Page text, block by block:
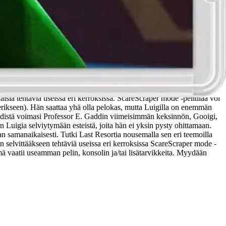
kanssa saatuaan kutsun luksushotelliin. Hänen unelmastaan
avustuksella vastahakoinen ja pelokas sankari Luigi kulkee
pyydä apua ystävältäsi, jolloin molemmat pelaajat voivat ohjata
tehtäviä useissa eri kerroksissa. ScareScraper mode -pelitilaa voi
Hän saattaa yhä olla pelokas, mutta Luigilla on enemmän
voimasi Professor E. Gaddin viimeisimmän keksinnön, Gooigi,
selviytymään esteistä, joita hän ei yksin pysty ohittamaan.
Tutki Last Resortia nousemalla sen eri teemoilla
tehtäviä useissa eri kerroksissa ScareScraper mode -
useamman pelin, konsolin ja/tai lisätarvikkeita. Myydään